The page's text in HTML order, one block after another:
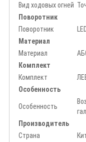
Вид ходовых огней
Поворотник
Поворотник
Материал
Материал
Комплект
Комплект
Особенность
Особенность
Производитель
Страна